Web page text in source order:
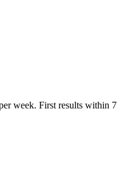
week. First results within 7